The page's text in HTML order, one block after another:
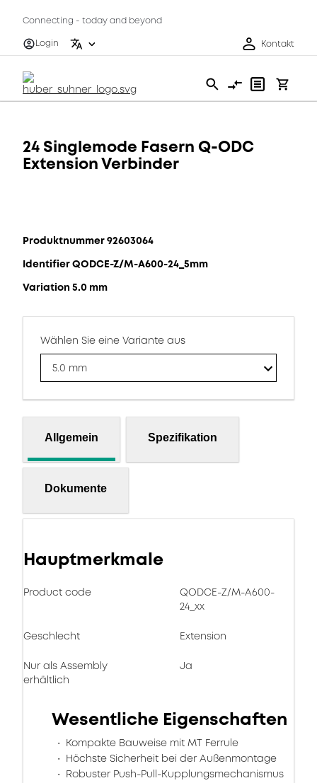
Connecting - today and beyond
Login
Kontakt
24 Singlemode Fasern Q-ODC
Extension Verbinder
Produktnummer 92603064
Identifier QODCE-Z/M-A600-24_5mm
Variation 5.0 mm
Wählen Sie eine Variante aus
5.0 mm
Allgemein Spezifikation
Dokumente
Hauptmerkmale
Product code
QODCE-Z/M-A600-
24_xx
Geschlecht Extension
Nur als Assembly
erhältlich
Ja
Wesentliche Eigenschaften
Kompakte Bauweise mit MT Ferrule
Höchste Sicherheit bei der Außenmontage
Robuster Push-Pull-Kupplungsmechanismus